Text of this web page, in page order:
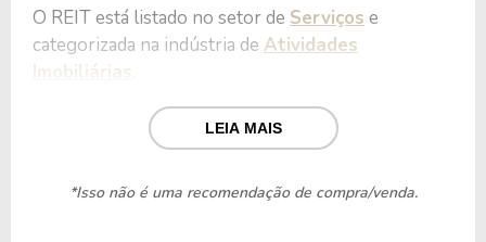
O REIT está listado no setor de Serviços e
categorizada na indústria de Atividades
Imobiliárias
Nos últimos 12 meses o REIT teve um faturamento
de $ 1,55 Bilhão, que gerou um lucro no valor de $
LEIA MAIS
*Isso não é uma recomendação de compra/venda.